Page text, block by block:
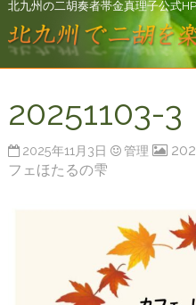
北九州の二胡奏者帯金真理子公式HP
20251103-3
2025年11月3日 管理
フェほたるの雫